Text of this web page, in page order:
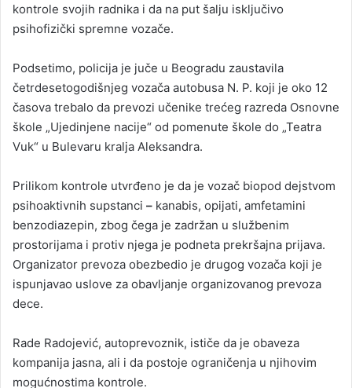
kontrole svojih radnika i da na put šalju isključivo
psihofizički spremne vozače.
Podsetimo, policija je juče u Beogradu zaustavila
četrdesetogodišnjeg vozača autobusa N. P. koji je oko 12
časova trebalo da prevozi učenike trećeg razreda Osnovne
škole „Ujedinjene nacije“ od pomenute škole do „Teatra
Vuk“ u Bulevaru kralja Aleksandra.
Prilikom kontrole utvrđeno je da je vozač biopod dejstvom
psihoaktivnih supstanci – kanabis, opijati, amfetamini
benzodiazepin, zbog čega je zadržan u službenim
prostorijama i protiv njega je podneta prekršajna prijava.
Organizator prevoza obezbedio je drugog vozača koji je
ispunjavao uslove za obavljanje organizovanog prevoza
dece.
Rade Radojević, autoprevoznik, ističe da je obaveza
kompanija jasna, ali i da postoje ograničenja u njihovim
mogućnostima kontrole.